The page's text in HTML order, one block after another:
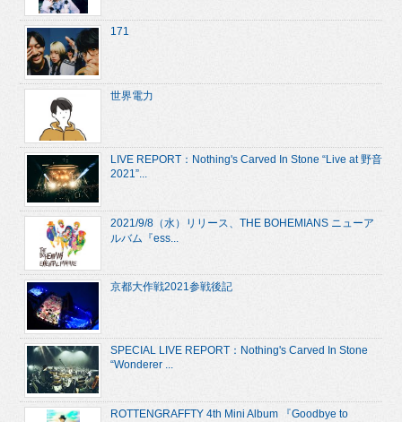
171
世界電力
LIVE REPORT：Nothing's Carved In Stone “Live at 野音
2021”...
2021/9/8（水）リリース、THE BOHEMIANS ニューア
ルバム『ess...
京都大作戦2021参戦後記
SPECIAL LIVE REPORT：Nothing's Carved In Stone
“Wonderer ...
ROTTENGRAFFTY 4th Mini Album 『Goodbye to